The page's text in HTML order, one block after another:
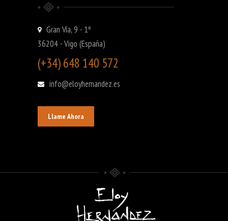
Gran Vía, 9 - 1º
36204 - Vigo (España)
(+34) 648 140 572
info@eloyhernandez.es
Llame Ahora